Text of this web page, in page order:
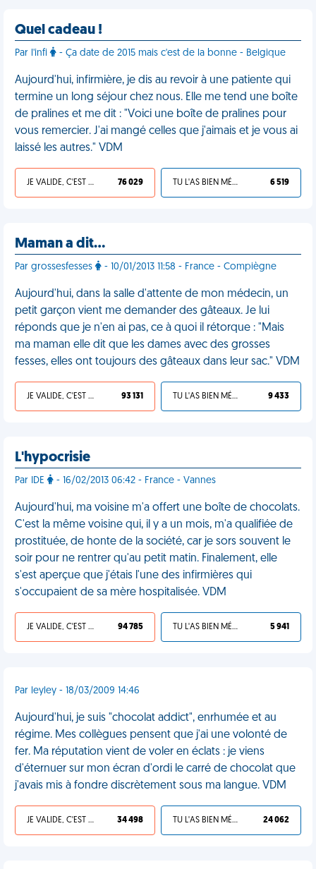
Quel cadeau !
Par l'infi - Ça date de 2015 mais c'est de la bonne - Belgique
Aujourd'hui, infirmière, je dis au revoir à une patiente qui
termine un long séjour chez nous. Elle me tend une boîte
de pralines et me dit : "Voici une boîte de pralines pour
vous remercier. J'ai mangé celles que j'aimais et je vous ai
laissé les autres." VDM
JE VALIDE, C'EST UNE VDM 76 029 TU L'AS BIEN MÉRITÉ 6 519
Maman a dit…
Par grossesfesses - 10/01/2013 11:58 - France - Compiègne
Aujourd'hui, dans la salle d'attente de mon médecin, un
petit garçon vient me demander des gâteaux. Je lui
réponds que je n'en ai pas, ce à quoi il rétorque : "Mais
ma maman elle dit que les dames avec des grosses
fesses, elles ont toujours des gâteaux dans leur sac." VDM
JE VALIDE, C'EST UNE VDM 93 131 TU L'AS BIEN MÉRITÉ 9 433
L'hypocrisie
Par IDE - 16/02/2013 06:42 - France - Vannes
Aujourd'hui, ma voisine m'a offert une boîte de chocolats.
C'est la même voisine qui, il y a un mois, m'a qualifiée de
prostituée, de honte de la société, car je sors souvent le
soir pour ne rentrer qu'au petit matin. Finalement, elle
s'est aperçue que j'étais l'une des infirmières qui
s'occupaient de sa mère hospitalisée. VDM
JE VALIDE, C'EST UNE VDM 94 785 TU L'AS BIEN MÉRITÉ 5 941
Par leyley - 18/03/2009 14:46
Aujourd'hui, je suis "chocolat addict", enrhumée et au
régime. Mes collègues pensent que j'ai une volonté de
fer. Ma réputation vient de voler en éclats : je viens
d'éternuer sur mon écran d'ordi le carré de chocolat que
j'avais mis à fondre discrètement sous ma langue. VDM
JE VALIDE, C'EST UNE VDM 34 498 TU L'AS BIEN MÉRITÉ 24 062